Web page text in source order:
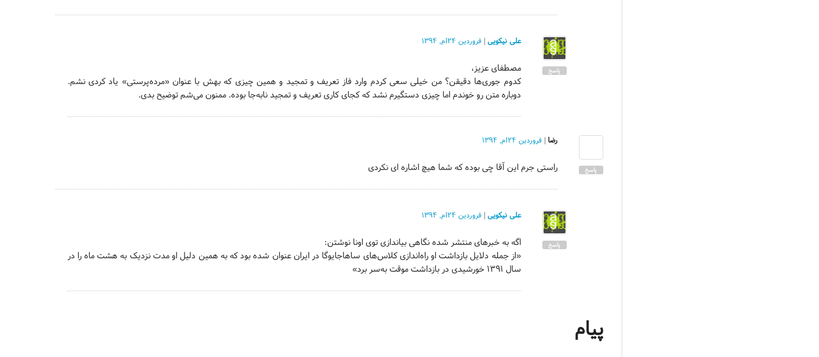
پاسخ
علی نیکویی |فروردین ۲۴ام, ۱۳۹۴
مصطفای عزیز،
کدوم جوری‌ها دقیقن؟ من خیلی سعی کردم وارد فاز تعریف و تمجید و همین چیزی که بهش با عنوان «مرده‌پرستی» یاد کردی نشم.
دوباره متن رو خوندم اما چیزی دستگیرم نشد که کجای کاری تعریف و تمجید نابه‌جا بوده. ممنون می‌شم توضیح بدی.
پاسخ
رضا |فروردین ۲۴ام, ۱۳۹۴
راستی جرم این آقا چی بوده که شما هیچ اشاره ای نکردی
پاسخ
علی نیکویی |فروردین ۲۴ام, ۱۳۹۴
اگه به خبرهای منتشر شده نگاهی بیاندازی توی اونا نوشتن:
«از جمله دلایل بازداشت او راه‌اندازی کلاس‌های ساهاجایوگا در ایران عنوان شده بود که به همین دلیل او مدت نزدیک به هشت ماه را در
سال ۱۳۹۱ خورشیدی در بازداشت موقت به‌سر برد»
پیام